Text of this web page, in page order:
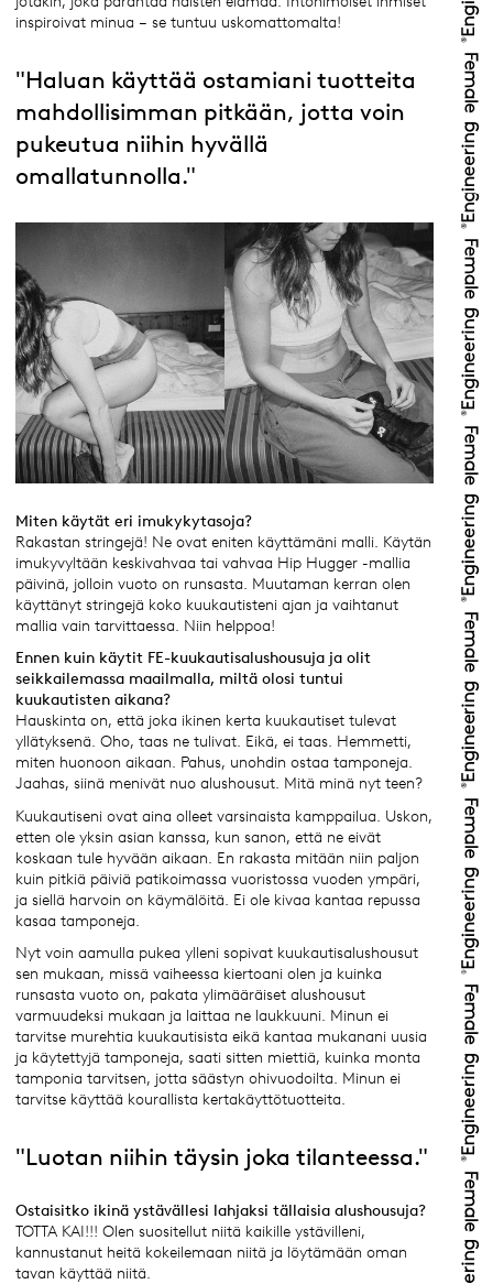
inspiroivat minua – se tuntuu uskomattomalta!
"Haluan käyttää ostamiani tuotteita
mahdollisimman pitkään, jotta voin
pukeutua niihin hyvällä
omallatunnolla."
Miten käytät eri imukykytasoja?
Rakastan stringejä! Ne ovat eniten käyttämäni malli. Käytän
imukyvyltään keskivahvaa tai vahvaa Hip Hugger -mallia
päivinä, jolloin vuoto on runsasta. Muutaman kerran olen
käyttänyt stringejä koko kuukautisteni ajan ja vaihtanut
mallia vain tarvittaessa. Niin helppoa!
Ennen kuin käytit FE-kuukautisalushousuja ja olit
seikkailemassa maailmalla, miltä olosi tuntui
kuukautisten aikana?
Hauskinta on, että joka ikinen kerta kuukautiset tulevat
yllätyksenä. Oho, taas ne tulivat. Eikä, ei taas. Hemmetti,
miten huonoon aikaan. Pahus, unohdin ostaa tamponeja.
Jaahas, siinä menivät nuo alushousut. Mitä minä nyt teen?
Kuukautiseni ovat aina olleet varsinaista kamppailua. Uskon,
etten ole yksin asian kanssa, kun sanon, että ne eivät
koskaan tule hyvään aikaan. En rakasta mitään niin paljon
kuin pitkiä päiviä patikoimassa vuoristossa vuoden ympäri,
ja siellä harvoin on käymälöitä. Ei ole kivaa kantaa repussa
kasaa tamponeja.
Nyt voin aamulla pukea ylleni sopivat kuukautisalushousut
sen mukaan, missä vaiheessa kiertoani olen ja kuinka
runsasta vuoto on, pakata ylimääräiset alushousut
varmuudeksi mukaan ja laittaa ne laukkuuni. Minun ei
tarvitse murehtia kuukautisista eikä kantaa mukanani uusia
ja käytettyjä tamponeja, saati sitten miettiä, kuinka monta
tamponia tarvitsen, jotta säästyn ohivuodoilta. Minun ei
tarvitse käyttää kourallista kertakäyttötuotteita.
"Luotan niihin täysin joka tilanteessa."
Ostaisitko ikinä ystävällesi lahjaksi tällaisia alushousuja?
TOTTA KAI!!! Olen suositellut niitä kaikille ystävilleni,
kannustanut heitä kokeilemaan niitä ja löytämään oman
tavan käyttää niitä.